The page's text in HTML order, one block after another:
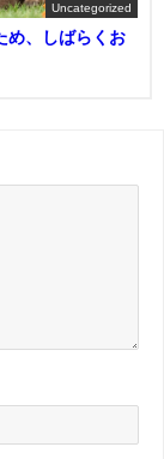
Uncategorized
め、しばらくお